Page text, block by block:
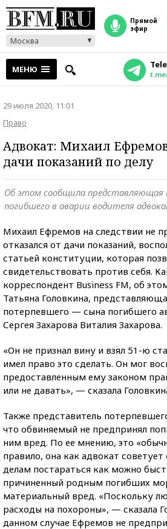
Москва
прямой
эфир
МЕНЮ
29 июля 2020, 11:01
Право
Адвокат: Михаил Ефремов
дачи показаний по делу
Об этом сообщила представляющая
погибшего в аварии водителя
Михаил Ефремов на следствии не
отказался от дачи показаний,
статьей конституции, которая
свидетельствовать против себя.
корреспондент Business FM, об
Татьяна Головкина,
потерпевшего — сына погибшего
Сергея Захарова Виталия Захарова.
«Он не признал вину и взял 51-ю
имел право это сделать. Он мог
предоставленным ему законом
или не давать», — сказала
Также представитель
что обвиняемый не предпринял
ним вред. По ее мнению, это
правило, она как адвокат
делам постараться как можно
причиненный родным погибших
материальный вред. «Поскольку
расходы на похороны», — сказала
данном случае Ефремов не